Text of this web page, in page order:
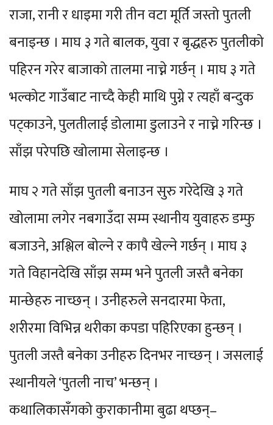
राजा, रानी र धाइमा गरी तीन वटा मूर्ति जस्तो पुतली
बनाइन्छ । माघ ३ गते बालक, युवा र बृद्धहरु पुतलीको
पहिरन गरेर बाजाको तालमा नाच्ने गर्छन् । माघ ३ गते
भल्कोट गाउँबाट नाच्दै केही माथि पुग्ने र त्यहाँ बन्दुक
पट्काउने, पुलतीलाई डोलामा डुलाउने र नाच्ने गरिन्छ ।
साँझ परेपछि खोलामा सेलाइन्छ ।
माघ २ गते साँझ पुतली बनाउन सुरु गरेदेखि ३ गते
खोलामा लगेर नबगाउँदा सम्म स्थानीय युवाहरु डम्फु
बजाउने, अश्लिल बोल्ने र कापै खेल्ने गर्छन् । माघ ३
गते विहानदेखि साँझ सम्म भने पुतली जस्तै बनेका
मान्छेहरु नाच्छन् । उनीहरुले सनदारमा फेता,
शरीरमा विभिन्न थरीका कपडा पहिरिएका हुन्छन् ।
पुतली जस्तै बनेका उनीहरु दिनभर नाच्छन् । जसलाई
स्थानीयले ‘पुतली नाच’ भन्छन् ।
कथालिकासँगको कुराकानीमा बुढा थप्छन्–